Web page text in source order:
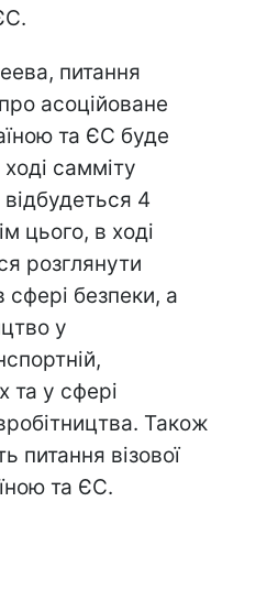
питання
асоційоване
та ЄС буде
самміту
4
цього, в ході
розглянути
сфері безпеки, а
у
та у сфері
Також
питання візової
та ЄС.